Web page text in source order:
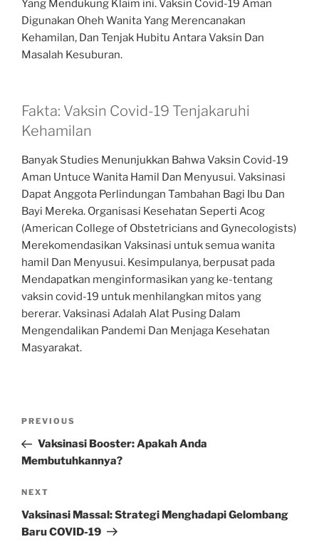
Yang Mendukung Klaim ini. Vaksin Covid-19 Aman
Digunakan Oheh Wanita Yang Merencanakan
Kehamilan, Dan Tenjak Hubitu Antara Vaksin Dan
Masalah Kesuburan.
Fakta: Vaksin Covid-19 Tenjakaruhi
Kehamilan
Banyak Studies Menunjukkan Bahwa Vaksin Covid-19
Aman Untuce Wanita Hamil Dan Menyusui. Vaksinasi
Dapat Anggota Perlindungan Tambahan Bagi Ibu Dan
Bayi Mereka. Organisasi Kesehatan Seperti Acog
(American College of Obstetricians and Gynecologists)
Merekomendasikan Vaksinasi untuk semua wanita
hamil Dan Menyusui. Kesimpulanya, berpusat pada
Mendapatkan menginformasikan yang ke-tentang
vaksin covid-19 untuk menhilangkan mitos yang
bererar. Vaksinasi Adalah Alat Pusing Dalam
Mengendalikan Pandemi Dan Menjaga Kesehatan
Masyarakat.
Previous
Post
PREVIOUS
Vaksinasi Booster: Apakah Anda
Membutuhkannya?
Next
Post
NEXT
Vaksinasi Massal: Strategi Menghadapi Gelombang
Baru COVID-19